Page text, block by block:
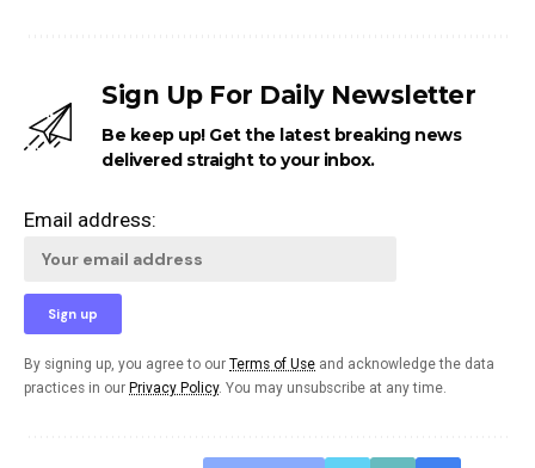
Sign Up For Daily Newsletter
Be keep up! Get the latest breaking news
delivered straight to your inbox.
Email address:
By signing up, you agree to our Terms of Use and acknowledge the data
practices in our Privacy Policy. You may unsubscribe at any time.